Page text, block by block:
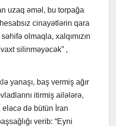
uzaq əməl, bu torpağa
cinayətlərin qara
olmaqla, xalqımızın
silinməyəcək” ,
yanaşı, baş vermiş ağır
itirmiş ailələrə,
eləcə də bütün İran
verib: “Eyni